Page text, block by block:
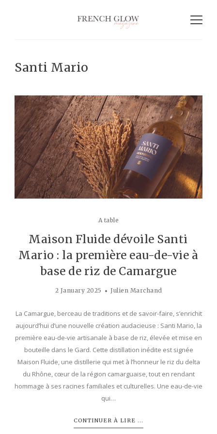
Santi Mario
A table
Maison Fluide dévoile Santi
Mario : la première eau-de-vie à
base de riz de Camargue
2 January 2025 Julien Marchand
La Camargue, berceau de traditions et de savoir-faire, s’enrichit
aujourd’hui d’une nouvelle création audacieuse : Santi Mario, la
première eau-de-vie artisanale à base de riz, élevée et mise en
bouteille dans le Gard. Cette distillation inédite est signée
Maison Fluide, une distillerie qui met à l’honneur le riz du delta
du Rhône, cœur de la région camarguaise, tout en rendant
hommage à ses racines familiales et culturelles. Une eau-de-vie
qui…
CONTINUER À LIRE ...